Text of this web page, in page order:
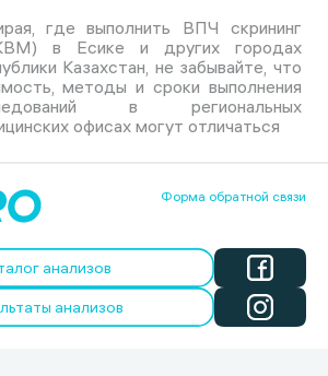
где выполнить ВПЧ скрининг
в Есике и других городах
Казахстан, не забывайте, что
методы и сроки выполнения
в региональных
офисах могут отличаться
Форма обратной связи
анализов
анализов